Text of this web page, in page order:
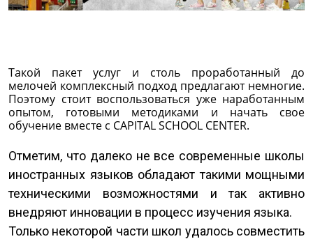
Такой пакет услуг и столь проработанный до
мелочей комплексный подход предлагают немногие.
Поэтому стоит воспользоваться уже наработанным
опытом, готовыми методиками и начать свое
обучение вместе с CAPITAL SCHOOL CENTER.
Отметим, что далеко не все современные школы
иностранных языков обладают такими мощными
техническими возможностями и так активно
внедряют инновации в процесс изучения языка.
Только некоторой части школ удалось совместить